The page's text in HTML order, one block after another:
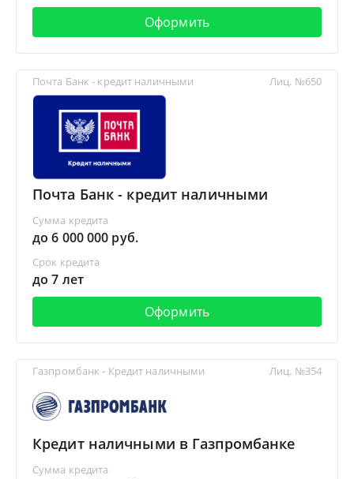
Оформить
Почта Банк - кредит наличными
Почта Банк - кредит наличными
Сумма кредита
до 6 000 000 руб.
Срок кредита
до 7 лет
Оформить
Лиц. №650
Газпромбанк - Кредит наличными
Кредит наличными в Газпромбанке
Сумма кредита
Лиц. №354